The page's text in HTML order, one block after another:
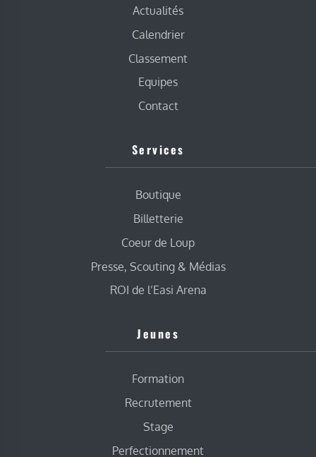
Actualités
Calendrier
Classement
Equipes
Contact
Services
Boutique
Billetterie
Coeur de Loup
Presse, Scouting & Médias
ROI de l’Easi Arena
Jeunes
Formation
Recrutement
Stage
Perfectionnement